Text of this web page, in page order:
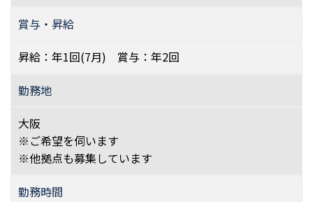
賞与・昇給
昇給：年1回(7月) 賞与：年2回
勤務地
大阪
※ご希望を伺います
※他拠点も募集しています
勤務時間